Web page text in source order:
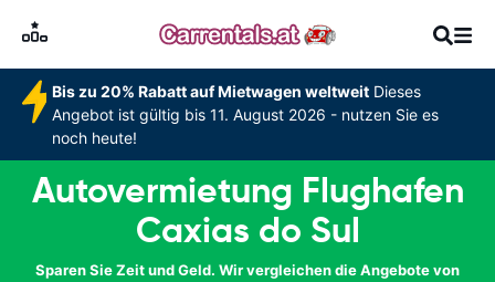
Bis zu 20% Rabatt auf Mietwagen weltweitDieses
Angebot ist gültig bis 11. August 2026 - nutzen Sie es
noch heute!
Autovermietung Flughafen
Caxias do Sul
Sparen Sie Zeit und Geld. Wir vergleichen die Angebote von